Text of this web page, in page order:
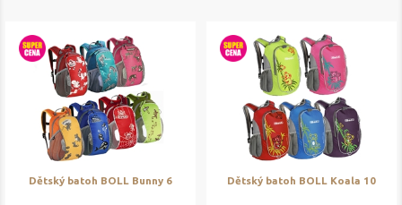
Dětský batoh BOLL Bunny 6 Dětský batoh BOLL Koala 10